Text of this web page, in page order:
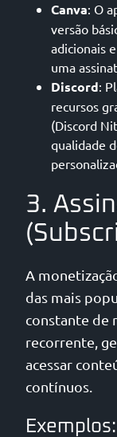
Canva: O
versão
adicionais
uma
Discord:
recursos
(Discord
qualidade
3.
A
das mais
constante de
recorrente,
acessar
contínuos.
Exemplos: